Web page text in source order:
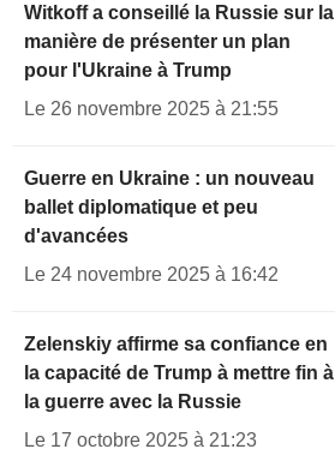
Witkoff a conseillé la Russie sur la
manière de présenter un plan
pour l'Ukraine à Trump
Le 26 novembre 2025 à 21:55
Guerre en Ukraine : un nouveau
ballet diplomatique et peu
d'avancées
Le 24 novembre 2025 à 16:42
Zelenskiy affirme sa confiance en
la capacité de Trump à mettre fin à
la guerre avec la Russie
Le 17 octobre 2025 à 21:23